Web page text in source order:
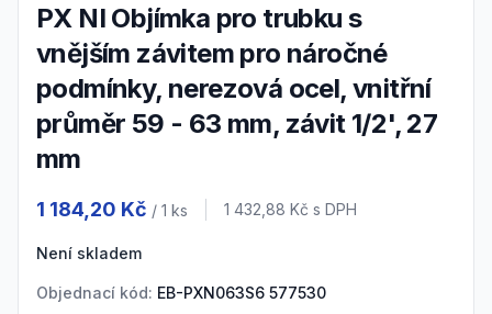
PX NI Objímka pro trubku s
vnějším závitem pro náročné
podmínky, nerezová ocel, vnitřní
průměr 59 - 63 mm, závit 1/2', 27
mm
1 184,20 Kč / 1 ks Cena s DPH
1 432,88 Kč s DPH
Není skladem
Objednací kód: EB-PXN063S6 577530